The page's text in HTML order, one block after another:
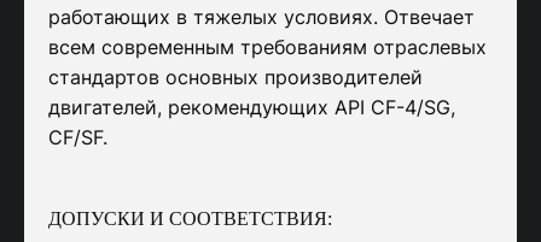
работающих в тяжелых условиях. Отвечает
всем современным требованиям отраслевых
стандартов основных производителей
двигателей, рекомендующих API CF-4/SG,
CF/SF.
ДОПУСКИ И СООТВЕТСТВИЯ: